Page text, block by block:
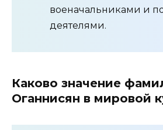
военачальниками и
деятелями.
Каково значение
Оганнисян в мировой